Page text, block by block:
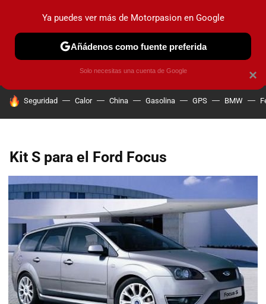
PRUEBAS COCHES ELÉCTRICOS OBSERVATORIO
HOY SE HABLA DE
Seguridad Calor China Gasolina GPS BMW
Kit S para el Ford Focus
×
Ya puedes ver más de Motorpasion en Google
Añádenos como fuente preferida
Solo necesitas una cuenta de Google